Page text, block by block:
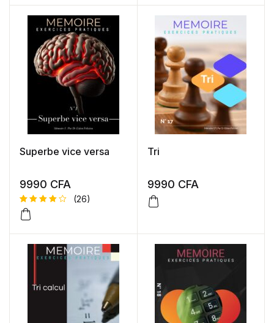
basé
notation
s client
basé
notation
s client
Superbe vice versa
9990 CFA
Noté
basé
26
notations
client
(26)
Tri
9990 CFA